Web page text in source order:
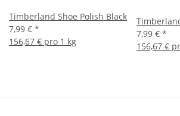
Timberland Shoe Polish Black
7,99 € *
156,67 € pro 1 kg
7,99 € *
156,67 €